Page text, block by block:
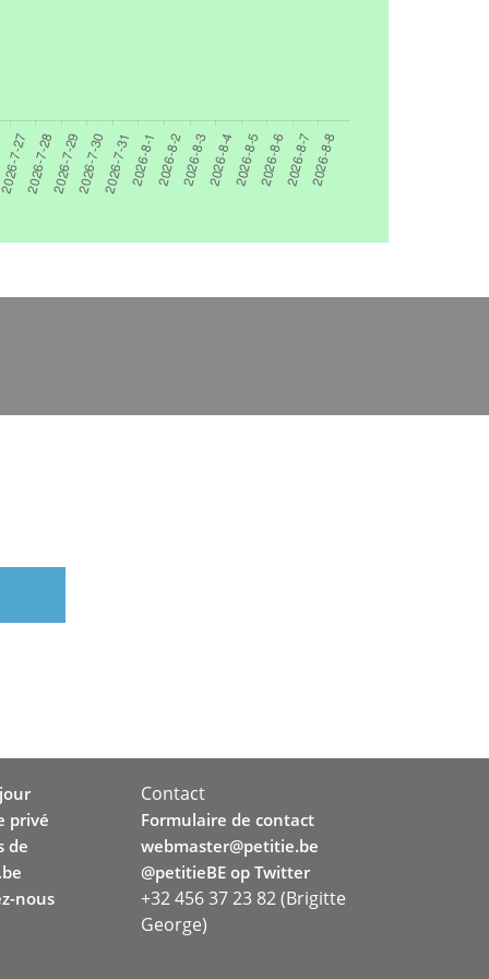
privé
de
nous
Contact
Formulaire de contact
webmaster@petitie.be
@petitieBE op Twitter
+32 456 37 23 82 (Brigitte
George)